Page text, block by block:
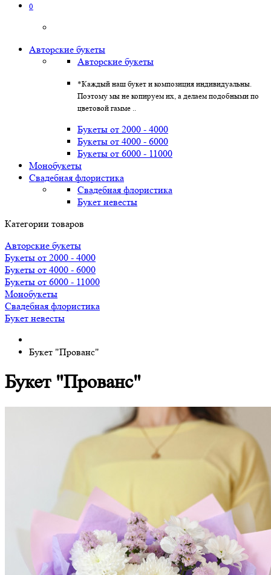
0
Авторские букеты
Авторские букеты
*Каждый наш букет и композиция индивидуальны.
Поэтому мы не копируем их, а делаем подобными по
цветовой гамме ..
Букеты от 2000 - 4000
Букеты от 4000 - 6000
Букеты от 6000 - 11000
Монобукеты
Свадебная флористика
Свадебная флористика
Букет невесты
Категории товаров
Авторские букеты
Букеты от 2000 - 4000
Букеты от 4000 - 6000
Букеты от 6000 - 11000
Монобукеты
Свадебная флористика
Букет невесты
Букет "Прованс"
Букет "Прованс"